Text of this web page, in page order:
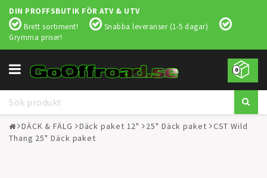
DIN PROFFSBUTIK FÖR ATV & UTV
Brett sortiment!
Snabba leveranser (1-5 dagar)
Grymma priser!
0
Toggle
navigation
DÄCK & FÄLG Däck paket 12" 25" Däck paket
CST Wild
Thang 25" Däck paket